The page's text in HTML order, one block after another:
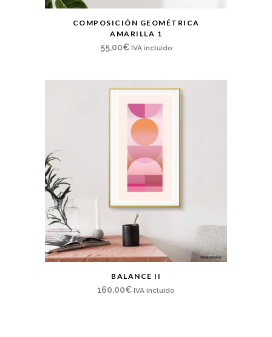
COMPOSICIÓN GEOMÉTRICA
AMARILLA 1
55,00€ IVA incluido
BALANCE II
160,00€ IVA incluido